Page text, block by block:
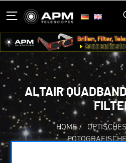
ALTAIR
HOME /